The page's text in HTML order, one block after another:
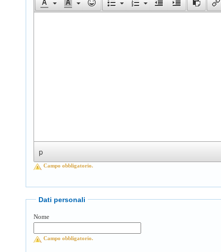
p
Campo obbligatorio.
Dati personali
Nome
Campo obbligatorio.